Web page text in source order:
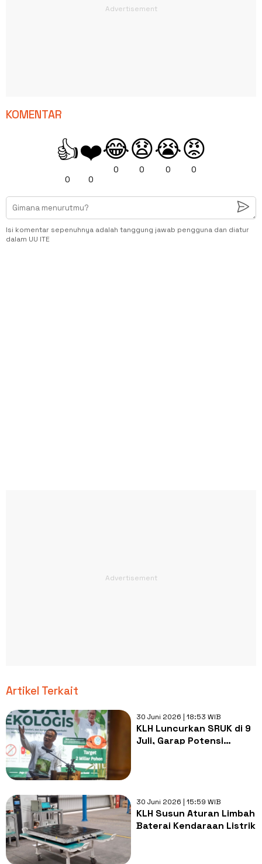
KOMENTAR
👍
0
❤️
0
😂
0
😧
0
😭
0
😡
0
Isi komentar sepenuhnya adalah tanggung jawab pengguna dan diatur
dalam UU ITE
Artikel Terkait
30 Juni 2026 | 18:53 WIB
KLH Luncurkan SRUK di 9
Juli, Garap Potensi
30 Juni 2026 | 15:59 WIB
KLH Susun Aturan Limbah
Baterai Kendaraan Listrik